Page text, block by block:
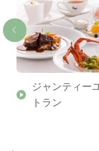
ジャンティー
トラン